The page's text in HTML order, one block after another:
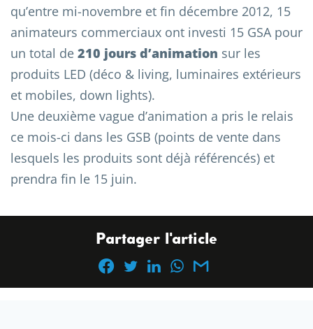
qu’entre mi-novembre et fin décembre 2012, 15
animateurs commerciaux ont investi 15 GSA pour
un total de 210 jours d’animation sur les
produits LED (déco & living, luminaires extérieurs
et mobiles, down lights).
Une deuxième vague d’animation a pris le relais
ce mois-ci dans les GSB (points de vente dans
lesquels les produits sont déjà référencés) et
prendra fin le 15 juin.
Partager l'article